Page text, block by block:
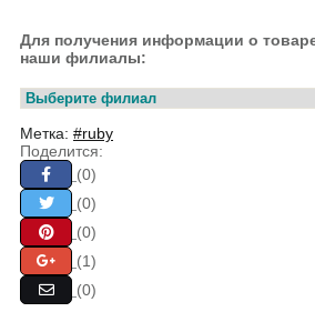
Для получения информации о
наши филиалы:
Метка: #ruby
Поделится:
(0)
(0)
(0)
(1)
(0)